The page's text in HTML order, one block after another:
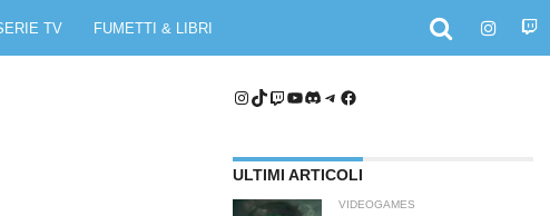
TV FUMETTI & LIBRI
Instagram
TikTok
Twitch
YouTube
Discord
Telegram
Facebook
ULTIMI ARTICOLI
VIDEOGAMES